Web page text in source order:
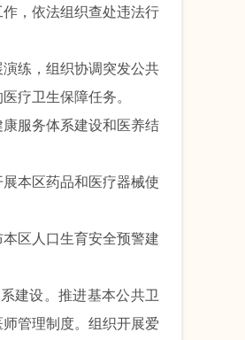
，依法组织查处违法行
练 ， 组织协调突发公共
疗卫生保障任务。
服务体系建设和医养结
本区药品和医疗器械使
区人口生育安全预警建
建设。推进基本公共卫
管理制度。 组织开展爱